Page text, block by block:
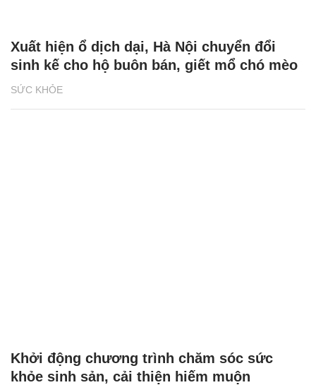
SỨC KHỎE
Xuất hiện ổ dịch dại, Hà Nội chuyển đổi
sinh kế cho hộ buôn bán, giết mổ chó mèo
Khởi động chương trình chăm sóc sức
khỏe sinh sản, cải thiện hiếm muộn